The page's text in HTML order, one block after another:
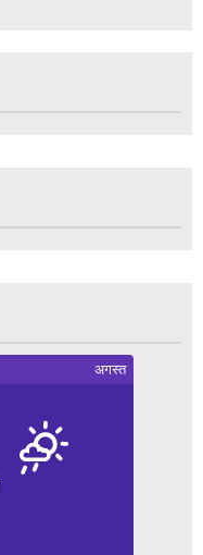
अगस्त